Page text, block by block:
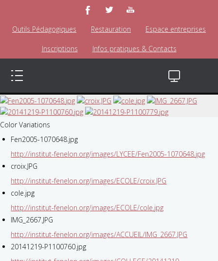
Outils Pédagogiques Restauration Espace entreprises
Inscriptions Infos pratiques & Contacts
Color Variations
Fen2005-1070648.jpg
http://institut-fenelon.org/images/LYCEE/Fen2005-1070648.jpg
croix.JPG
http://institut-fenelon.org/images/ECOLE/croix.JPG
cole.jpg
http://institut-fenelon.org/images/ECOLE/cole.jpg
IMG_2667.JPG
http://institut-fenelon.org/images/ACCUEIL/IMG_2667.JPG
20141219-P1100760.jpg